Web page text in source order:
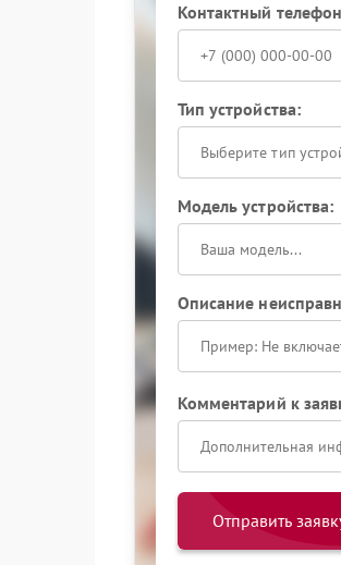
Контактный
Тип устройства:
Выберите тип
Модель устройства:
Описание
Комментарий к
Отправить